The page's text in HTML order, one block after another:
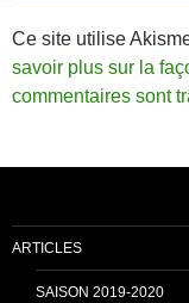
Ce site utilise
savoir plus sur la
commentaires sont
ARTICLES
SAISON 2019-2020